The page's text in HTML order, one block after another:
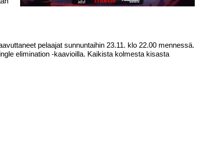
pelaajat sunnuntaihin 23.11. klo 22.00 mennessä.
elimination -kaavioilla. Kaikista kolmesta kisasta